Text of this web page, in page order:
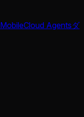
MobileCloud Agentsダ